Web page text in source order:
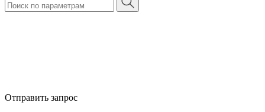
Отправить запрос